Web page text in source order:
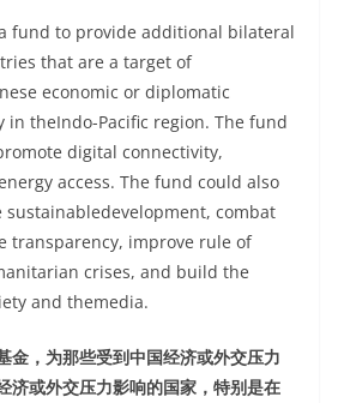
fund to provide additional bilateral
that are a target of
economic or diplomatic
in theIndo-Pacific region. The fund
digital connectivity,
access. The fund could also
sustainabledevelopment, combat
transparency, improve rule of
crises, and build the
and themedia.
金，为那些受到中国经济或外交压力
济或外交压力影响的国家，特别是在